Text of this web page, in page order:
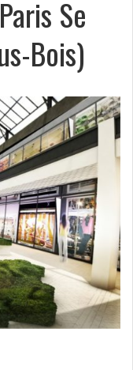
Se
Bois)